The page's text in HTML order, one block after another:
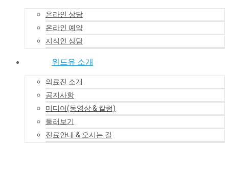
온라인 상담
온라인 예약
지식인 상담
위드유 소개
의료진 소개
공지사항
미디어(동영상 & 칼럼)
둘러보기
진료안내 & 오시는 길